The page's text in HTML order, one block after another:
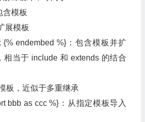
含模板
展模板
{% endembed %}：包含模板并扩
相当于 include 和 extends 的结合
板，近似于多重继承
bbb as ccc %}：从指定模板导入